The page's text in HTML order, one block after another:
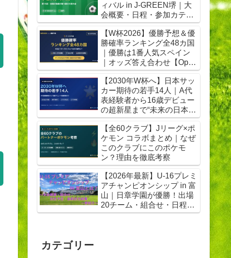
ィバル in J-GREEN堺｜大
会概要・日程・参加カテゴ
リ【随時更新】
【W杯2026】優勝予想＆優
勝確率ランキング全48カ国
｜優勝は1番人気スペイン
｜オッズ答え合わせ【Opta
検証】
【2030年W杯へ】日本サッ
カー期待の若手14人｜A代
表経験者から16歳デビュー
の超新星まで“未来の日本代
表”を先取り
【全60クラブ】Jリーグ×ポ
ケモン コラボまとめ｜なぜ
このクラブにこのポケモ
ン？理由を徹底考察
【2026年最新】U-16プレミ
アチャンピオンシップ in 富
山｜日章学園が優勝！出場
20チーム・組合せ・日程・
全試合結果
カテゴリー